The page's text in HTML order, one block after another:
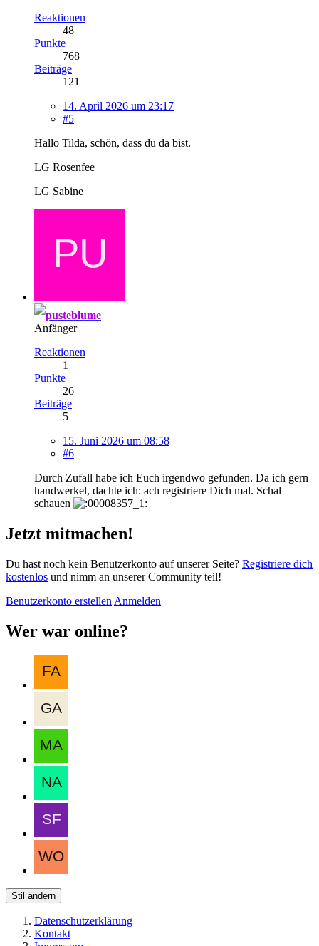
Reaktionen
48
Punkte
768
Beiträge
121
14. April 2026 um 23:17
#5
Hallo Tilda, schön, dass du da bist.
LG Rosenfee
LG Sabine
pusteblume
Anfänger
Reaktionen
1
Punkte
26
Beiträge
5
15. Juni 2026 um 08:58
#6
Durch Zufall habe ich Euch irgendwo gefunden. Da ich gern
handwerkel, dachte ich: ach registriere Dich mal. Schal
schauen
Jetzt mitmachen!
Du hast noch kein Benutzerkonto auf unserer Seite? Registriere dich
kostenlos und nimm an unserer Community teil!
Benutzerkonto erstellen Anmelden
Wer war online?
Stil ändern
Datenschutzerklärung
Kontakt